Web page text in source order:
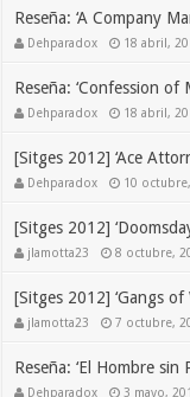
Reseña: ‘A Company
Dehparadox 18 abril,
Reseña: ‘Confession of
Dehparadox 18 abril,
[Sitges 2012] ‘Ace
Dehparadox 10
[Sitges 2012]
jlamotta23 8 octubre,
[Sitges 2012] ‘Gangs
jlamotta23 7 octubre,
Reseña: ‘El Hombre sin
Dehparadox 3 mayo,